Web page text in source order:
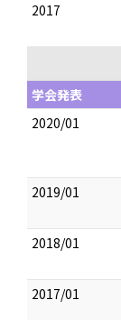
2017
学会発表
2020/01
2019/01
2018/01
2017/01